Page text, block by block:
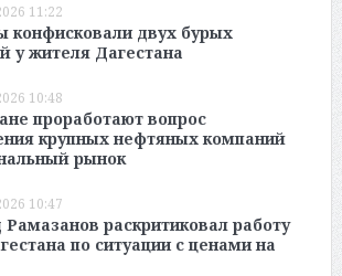
11:22
конфисковали двух бурых
у жителя Дагестана
10:48
проработают вопрос
крупных нефтяных компаний
рынок
10:47
раскритиковал работу
по ситуации с ценами на